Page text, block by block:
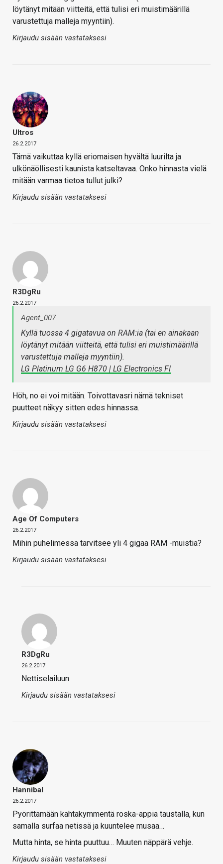
löytänyt mitään viitteitä, että tulisi eri muistimäärillä
varustettuja malleja myyntiin).
Kirjaudu sisään vastataksesi
Ultros
26.2.2017
Tämä vaikuttaa kyllä eriomaisen hyvältä luurilta ja
ulkönäöllisesti kaunista katseltavaa. Onko hinnasta vielä
mitään varmaa tietoa tullut julki?
Kirjaudu sisään vastataksesi
R3DgRu
26.2.2017
Agent_007
Kyllä tuossa 4 gigatavua on RAM:ia (tai en ainakaan
löytänyt mitään viitteitä, että tulisi eri muistimäärillä
varustettuja malleja myyntiin).
LG Platinum LG G6 H870 | LG Electronics FI
Höh, no ei voi mitään. Toivottavasri nämä tekniset
puutteet näkyy sitten edes hinnassa.
Kirjaudu sisään vastataksesi
Age Of Computers
26.2.2017
Mihin puhelimessa tarvitsee yli 4 gigaa RAM -muistia?
Kirjaudu sisään vastataksesi
R3DgRu
26.2.2017
Nettiselailuun
Kirjaudu sisään vastataksesi
Hannibal
26.2.2017
Pyörittämään kahtakymmentä roska-appia taustalla, kun
samalla surfaa netissä ja kuuntelee musaa…
Mutta hinta, se hinta puuttuu… Muuten näppärä vehje.
Kirjaudu sisään vastataksesi